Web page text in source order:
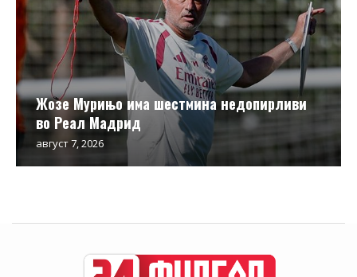
Жозе Мурињо има шестмина недопирливи
во Реал Мадрид
август 7, 2026